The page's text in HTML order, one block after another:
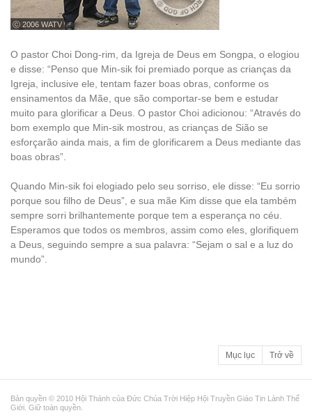
ⓒ 2006 WATV
O pastor Choi Dong-rim, da Igreja de Deus em Songpa, o elogiou
e disse: “Penso que Min-sik foi premiado porque as crianças da
Igreja, inclusive ele, tentam fazer boas obras, conforme os
ensinamentos da Mãe, que são comportar-se bem e estudar
muito para glorificar a Deus. O pastor Choi adicionou: “Através do
bom exemplo que Min-sik mostrou, as crianças de Sião se
esforçarão ainda mais, a fim de glorificarem a Deus mediante das
boas obras”.
Quando Min-sik foi elogiado pelo seu sorriso, ele disse: “Eu sorrio
porque sou filho de Deus”, e sua mãe Kim disse que ela também
sempre sorri brilhantemente porque tem a esperança no céu.
Esperamos que todos os membros, assim como eles, glorifiquem
a Deus, seguindo sempre a sua palavra: “Sejam o sal e a luz do
mundo”.
Mục lục Trở về
Bản quyền © 2010 Hội Thánh của Đức Chúa Trời Hiệp Hội Truyền Giáo Tin Lành Thế
Giới. Giữ toàn quyền.